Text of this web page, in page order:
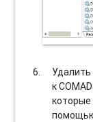
Удалить
к
которые